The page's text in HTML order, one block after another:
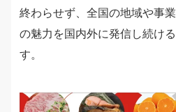
終わらせず、全国の地域や事
の魅力を国内外に発信し続け
す。